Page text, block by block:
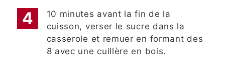
10 minutes avant la fin de la
cuisson, verser le sucre dans la
casserole et remuer en formant des
8 avec une cuillère en bois.